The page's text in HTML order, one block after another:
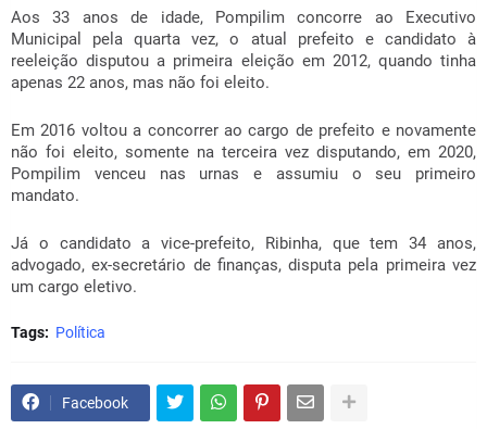
Aos 33 anos de idade, Pompilim concorre ao Executivo
Municipal pela quarta vez, o atual prefeito e candidato à
reeleição disputou a primeira eleição em 2012, quando tinha
apenas 22 anos, mas não foi eleito.
Em 2016 voltou a concorrer ao cargo de prefeito e novamente
não foi eleito, somente na terceira vez disputando, em 2020,
Pompilim venceu nas urnas e assumiu o seu primeiro
mandato.
Já o candidato a vice-prefeito, Ribinha, que tem 34 anos,
advogado, ex-secretário de finanças, disputa pela primeira vez
um cargo eletivo.
Tags: Política
Facebook